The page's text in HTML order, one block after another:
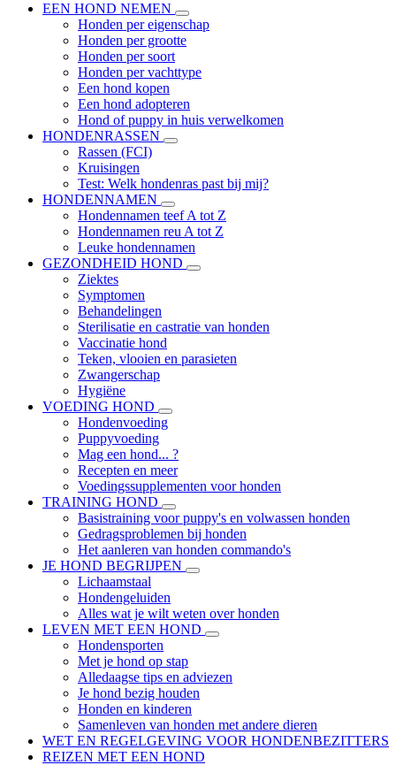
EEN HOND NEMEN
Honden per eigenschap
Honden per grootte
Honden per soort
Honden per vachttype
Een hond kopen
Een hond adopteren
Hond of puppy in huis verwelkomen
HONDENRASSEN
Rassen (FCI)
Kruisingen
Test: Welk hondenras past bij mij?
HONDENNAMEN
Hondennamen teef A tot Z
Hondennamen reu A tot Z
Leuke hondennamen
GEZONDHEID HOND
Ziektes
Symptomen
Behandelingen
Sterilisatie en castratie van honden
Vaccinatie hond
Teken, vlooien en parasieten
Zwangerschap
Hygiëne
VOEDING HOND
Hondenvoeding
Puppyvoeding
Mag een hond... ?
Recepten en meer
Voedingssupplementen voor honden
TRAINING HOND
Basistraining voor puppy's en volwassen honden
Gedragsproblemen bij honden
Het aanleren van honden commando's
JE HOND BEGRIJPEN
Lichaamstaal
Hondengeluiden
Alles wat je wilt weten over honden
LEVEN MET EEN HOND
Hondensporten
Met je hond op stap
Alledaagse tips en adviezen
Je hond bezig houden
Honden en kinderen
Samenleven van honden met andere dieren
WET EN REGELGEVING VOOR HONDENBEZITTERS
REIZEN MET EEN HOND